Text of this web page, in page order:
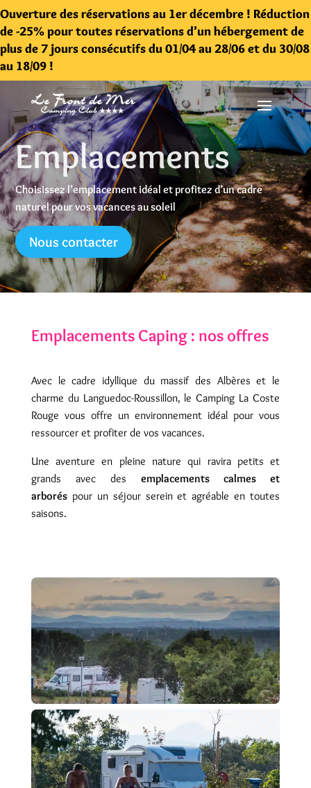
Ouverture des réservations au 1er décembre ! Réduction
de -25% pour toutes réservations d’un hébergement de
plus de 7 jours consécutifs du 01/04 au 28/06 et du 30/08
au 18/09 !
Emplacements
Choisissez l’emplacement idéal et profitez d’un cadre
naturel pour vos vacances au soleil
Nous contacter
Emplacements Caping : nos offres
Avec le cadre idyllique du massif des Albères et le
charme du Languedoc-Roussillon, le Camping La Coste
Rouge vous offre un environnement idéal pour vous
ressourcer et profiter de vos vacances.
Une aventure en pleine nature qui ravira petits et
grands avec des
emplacements calmes et
arborés pour un séjour serein et agréable en toutes
saisons.